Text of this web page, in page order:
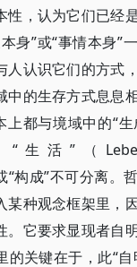
性，认为它们已经
身”或“事情本身”
人认识它们的方式
中的生存方式息息
上都与境域中的“
“生活”（
“构成”不可分离。
某种观念框架里，
。它要求显现者自
的关键在于，此“自